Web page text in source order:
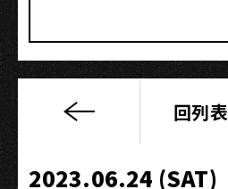
U:NUS《Reborn
be
回列表
2023.06.24 (SAT)